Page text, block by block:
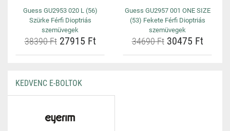
Guess GU2953 020 L (56)
Szürke Férfi Dioptriás
szemüvegek
38390 Ft27915 Ft
Guess GU2957 001 ONE SIZE
(53) Fekete Férfi Dioptriás
szemüvegek
34690 Ft30475 Ft
KEDVENC E-BOLTOK